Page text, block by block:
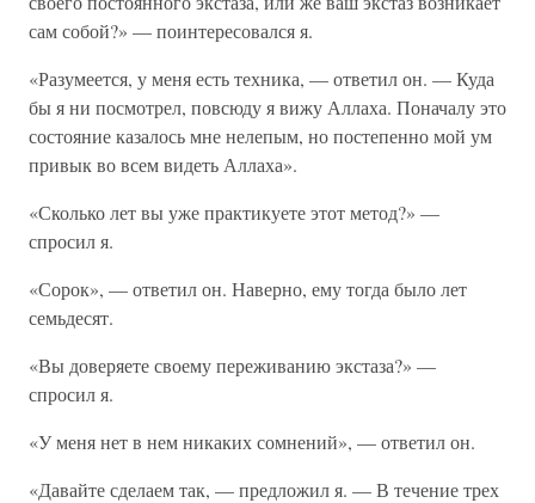
сам собой?» — поинтересовался я.
«Разумеется, у меня есть техника, — ответил он. — Куда
бы я ни посмотрел, повсюду я вижу Аллаха. Поначалу это
состояние казалось мне нелепым, но постепенно мой ум
привык во всем видеть Аллаха».
«Сколько лет вы уже практикуете этот метод?» —
спросил я.
«Сорок», — ответил он. Наверно, ему тогда было лет
семьдесят.
«Вы доверяете своему переживанию экстаза?» —
спросил я.
«У меня нет в нем никаких сомнений», — ответил он.
«Давайте сделаем так, — предложил я. — В течение трех